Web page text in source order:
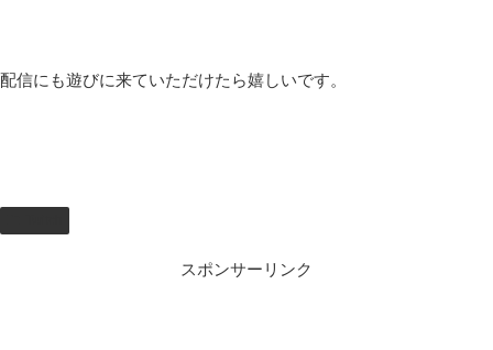
配信にも遊びに来ていただけたら嬉しいです。
スポンサーリンク